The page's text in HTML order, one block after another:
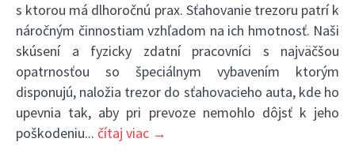
s ktorou má dlhoročnú prax. Sťahovanie trezoru patrí k
náročným činnostiam vzhľadom na ich hmotnosť. Naši
skúsení a fyzicky zdatní pracovníci s najväčšou
opatrnosťou so špeciálnym vybavením ktorým
disponujú, naložia trezor do sťahovacieho auta, kde ho
upevnia tak, aby pri prevoze nemohlo dôjsť k jeho
poškodeniu... čítaj viac →